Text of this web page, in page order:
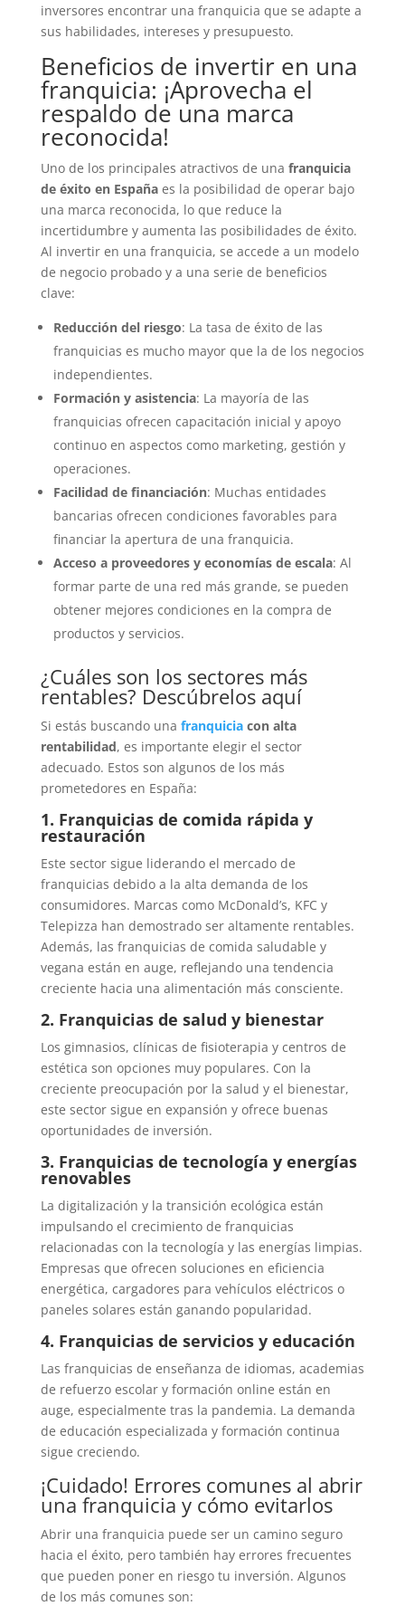
inversores encontrar una franquicia que se adapte a
sus habilidades, intereses y presupuesto.
Beneficios de invertir en una
franquicia: ¡Aprovecha el
respaldo de una marca
reconocida!
Uno de los principales atractivos de una franquicia
de éxito en Españaes la posibilidad de operar bajo
una marca reconocida, lo que reduce la
incertidumbre y aumenta las posibilidades de éxito.
Al invertir en una franquicia, se accede a un modelo
de negocio probado y a una serie de beneficios
clave:
Reducción del riesgo: La tasa de éxito de las
franquicias es mucho mayor que la de los negocios
independientes.
Formación y asistencia: La mayoría de las
franquicias ofrecen capacitación inicial y apoyo
continuo en aspectos como marketing, gestión y
operaciones.
Facilidad de financiación: Muchas entidades
bancarias ofrecen condiciones favorables para
financiar la apertura de una franquicia.
Acceso a proveedores y economías de escala: Al
formar parte de una red más grande, se pueden
obtener mejores condiciones en la compra de
productos y servicios.
¿Cuáles son los sectores más
rentables? Descúbrelos aquí
Si estás buscando una franquiciacon alta
rentabilidad, es importante elegir el sector
adecuado. Estos son algunos de los más
prometedores en España:
1. Franquicias de comida rápida y
restauración
Este sector sigue liderando el mercado de
franquicias debido a la alta demanda de los
consumidores. Marcas como McDonald’s, KFC y
Telepizza han demostrado ser altamente rentables.
Además, las franquicias de comida saludable y
vegana están en auge, reflejando una tendencia
creciente hacia una alimentación más consciente.
2. Franquicias de salud y bienestar
Los gimnasios, clínicas de fisioterapia y centros de
estética son opciones muy populares. Con la
creciente preocupación por la salud y el bienestar,
este sector sigue en expansión y ofrece buenas
oportunidades de inversión.
3. Franquicias de tecnología y energías
renovables
La digitalización y la transición ecológica están
impulsando el crecimiento de franquicias
relacionadas con la tecnología y las energías limpias.
Empresas que ofrecen soluciones en eficiencia
energética, cargadores para vehículos eléctricos o
paneles solares están ganando popularidad.
4. Franquicias de servicios y educación
Las franquicias de enseñanza de idiomas, academias
de refuerzo escolar y formación online están en
auge, especialmente tras la pandemia. La demanda
de educación especializada y formación continua
sigue creciendo.
¡Cuidado! Errores comunes al abrir
una franquicia y cómo evitarlos
Abrir una franquicia puede ser un camino seguro
hacia el éxito, pero también hay errores frecuentes
que pueden poner en riesgo tu inversión. Algunos
de los más comunes son: